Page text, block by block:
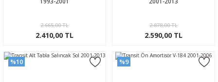
2.665,00 TL
2.410,00 TL
2.878,00 TL
2.590,00 TL
%10 %9